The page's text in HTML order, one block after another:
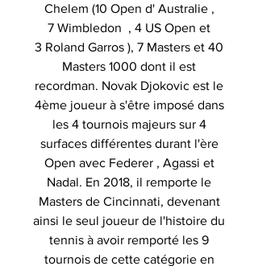
Chelem (10 Open d' Australie ,
7 Wimbledon , 4 US Open et
3 Roland Garros ), 7 Masters et 40
Masters 1000 dont il est
recordman. Novak Djokovic est le
4ème joueur à s'être imposé dans
les 4 tournois majeurs sur 4
surfaces différentes durant l'ère
Open avec Federer , Agassi et
Nadal. En 2018, il remporte le
Masters de Cincinnati, devenant
ainsi le seul joueur de l'histoire du
tennis à avoir remporté les 9
tournois de cette catégorie en